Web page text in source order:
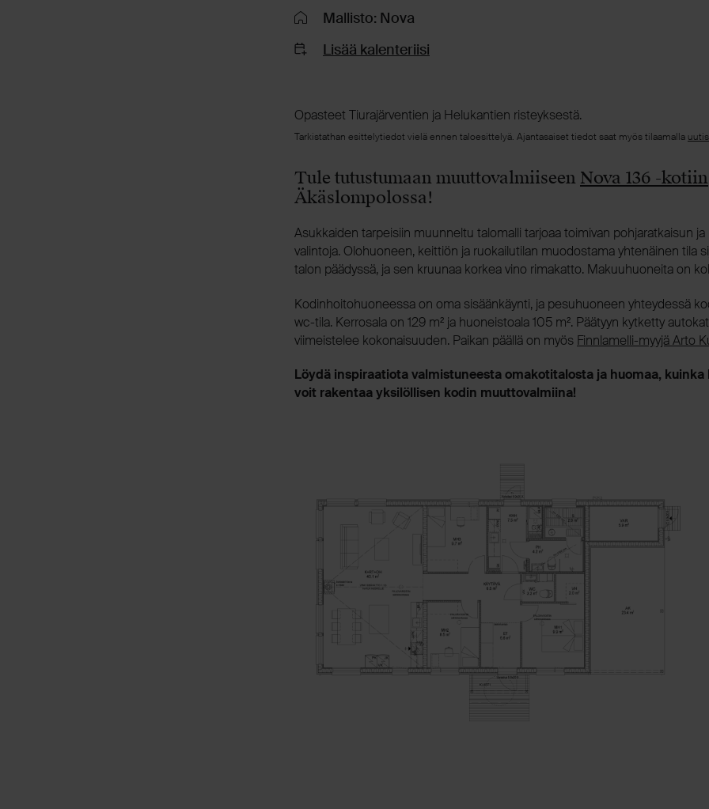
Mallisto: Nova
Lisää kalenteriisi
Opasteet Tiurajärventien ja Helukantien risteyksestä.
Tarkistathan esittelytiedot vielä ennen taloesittelyä. Ajantasaiset tiedot saat myös tilaamalla
Tule tutustumaan muuttovalmiiseen Nova 136 -kotiin
Äkäslompolossa!
Asukkaiden tarpeisiin muunneltu talomalli tarjoaa toimivan pohjaratkaisun
valintoja. Olohuoneen, keittiön ja ruokailutilan muodostama yhtenäinen tila
talon päädyssä, ja sen kruunaa korkea vino rimakatto. Makuuhuoneita on
Kodinhoitohuoneessa on oma sisäänkäynti, ja pesuhuoneen yhteydessä
wc-tila. Kerrosala on 129 m² ja huoneistoala 105 m². Päätyyn kytketty
viimeistelee kokonaisuuden. Paikan päällä on myös Finnlamelli-myyjä Arto
Löydä inspiraatiota valmistuneesta omakotitalosta ja huomaa, kuinka
voit rakentaa yksilöllisen kodin muuttovalmiina!